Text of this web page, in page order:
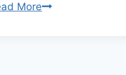
More